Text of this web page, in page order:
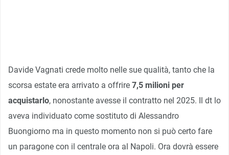
Davide Vagnati crede molto nelle sue qualità, tanto che la
scorsa estate era arrivato a offrire 7,5 milioni per
acquistarlo, nonostante avesse il contratto nel 2025. Il dt lo
aveva individuato come sostituto di Alessandro
Buongiorno ma in questo momento non si può certo fare
un paragone con il centrale ora al Napoli. Ora dovrà essere